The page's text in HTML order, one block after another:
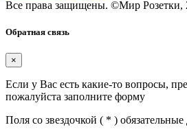
Все права защищены. ©Мир Розетки,
Обратная связь
×
Если у Вас есть какие-то вопросы,
пожалуйста заполните форму
Поля со звездочкой ( * )